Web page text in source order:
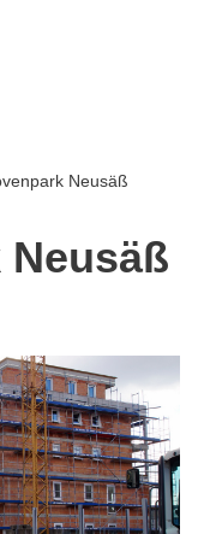
Neusäß